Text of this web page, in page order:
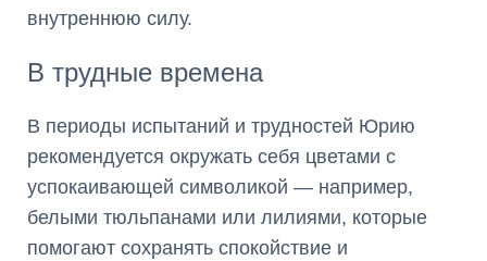
внутреннюю силу.
В трудные времена
В периоды испытаний и трудностей Юрию
рекомендуется окружать себя цветами с
успокаивающей символикой — например,
белыми тюльпанами или лилиями, которые
помогают сохранять спокойствие и